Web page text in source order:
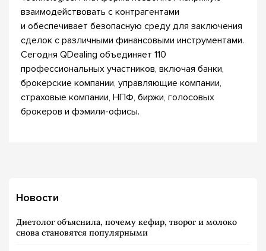
взаимодействовать с контрагентами
и обеспечивает безопасную среду для заключения
сделок с различными финансовыми инструментами.
Сегодня QDealing объединяет 110
профессиональных участников, включая банки,
брокерские компании, управляющие компании,
страховые компании, НПФ, биржи, голосовых
брокеров и фэмили-офисы.
Новости
Диетолог объяснила, почему кефир, творог и молоко
снова становятся популярными